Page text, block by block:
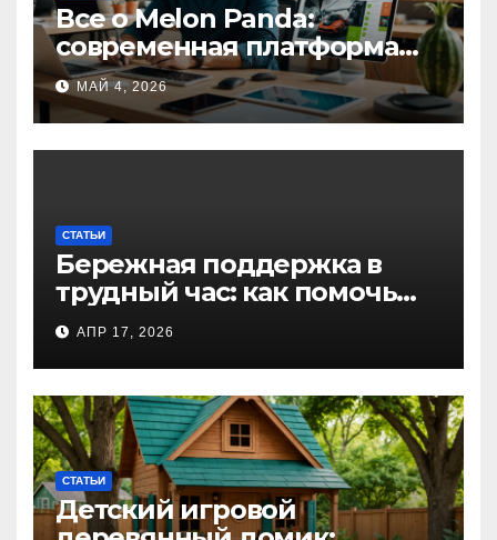
Все о Melon Panda:
современная платформа
для творческих
профессионалов и
любителей
МАЙ 4, 2026
СТАТЬИ
Бережная поддержка в
трудный час: как помочь
близкому справиться с
алкогольной
интоксикацией и
сохранить семью
АПР 17, 2026
СТАТЬИ
Детский игровой